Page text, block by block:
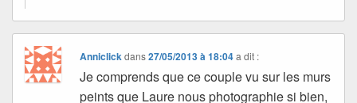
Anniclickdans27/05/2013 à 18:04 a dit :
Je comprends que ce couple vu sur les murs
peints que Laure nous photographie si bien,